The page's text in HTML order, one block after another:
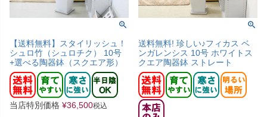
【送料無料】スタイリッシュ！
シュロ竹（シュロチク） 10号
+選べる陶器鉢（スクエア形）
当店特別価格 ¥36,500税込
送料無料! 珍しい♪フィカス ベ
ンガレンシス 10号 ホワイトス
クエア陶器鉢 ストレート